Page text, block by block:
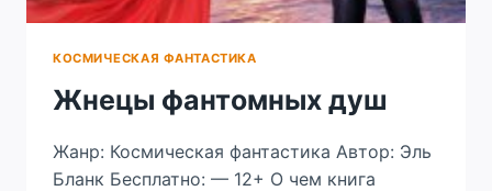
КОСМИЧЕСКАЯ ФАНТАСТИКА
Жнецы фантомных душ
Жанр: Космическая фантастика Автор: Эль
Бланк Бесплатно: — 12+ О чем книга